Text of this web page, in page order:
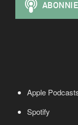
Apple
Spotify